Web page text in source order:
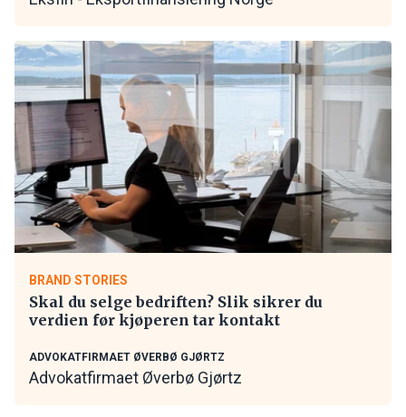
BRAND STORIES
Skal du selge bedriften? Slik sikrer du
verdien før kjøperen tar kontakt
ADVOKATFIRMAET ØVERBØ GJØRTZ
Advokatfirmaet Øverbø Gjørtz